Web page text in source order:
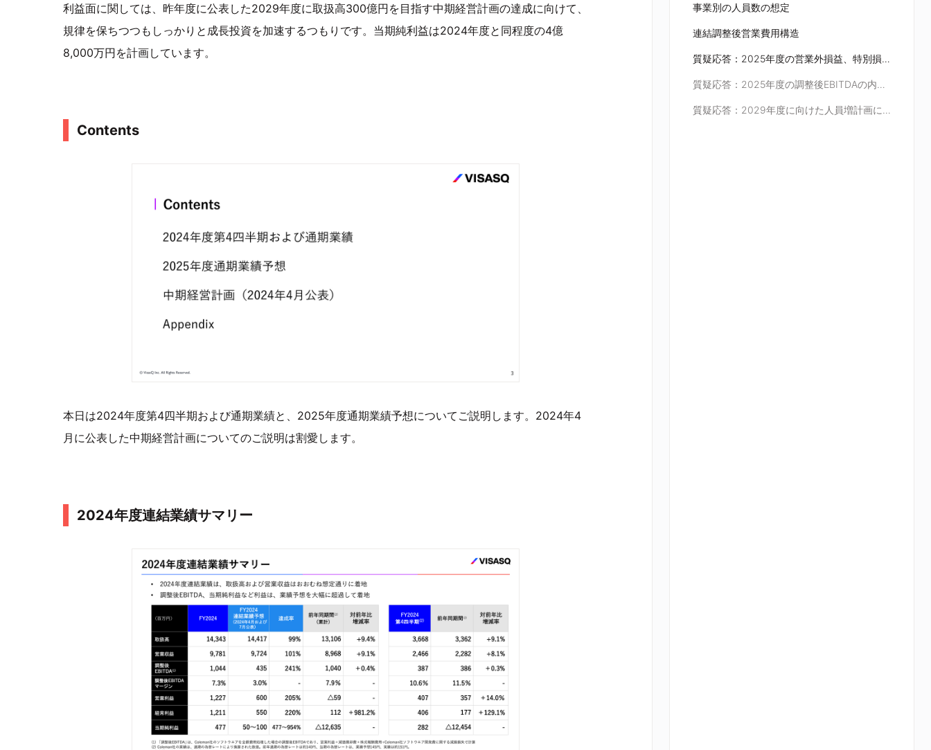
利益面に関しては、昨年度に公表した2029年度に取扱高300億円を目指す中期経営計画の達成に向けて、
規律を保ちつつもしっかりと成長投資を加速するつもりです。当期純利益は2024年度と同程度の4億
8,000万円を計画しています。
Contents
本日は2024年度第4四半期および通期業績と、2025年度通期業績予想についてご説明します。2024年4
月に公表した中期経営計画についてのご説明は割愛します。
2024年度連結業績サマリー
事業別の人員数の想定
連結調整後営業費用構造
質疑応答：2025年度の営業外損益、特別損失、税負担の前提について
質疑応答：2025年度の調整後EBITDAの内訳について
質疑応答：2029年度に向けた人員増計画について